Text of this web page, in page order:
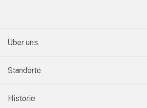
Über uns
Standorte
Historie